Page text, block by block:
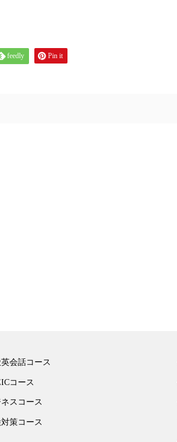
feedly Pin it
会話コース
コース
ネスコース
策コース